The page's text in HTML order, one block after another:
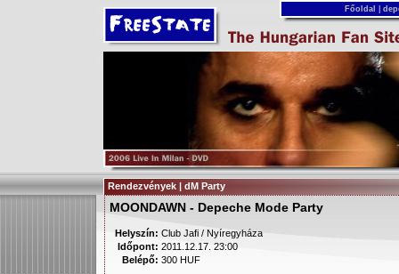
Főoldal
Rendezvények | dM Party
MOONDAWN - Depeche Mode Party
Helyszín: Club Jafi / Nyíregyháza
Időpont: 2011.12.17. 23:00
Belépő: 300 HUF